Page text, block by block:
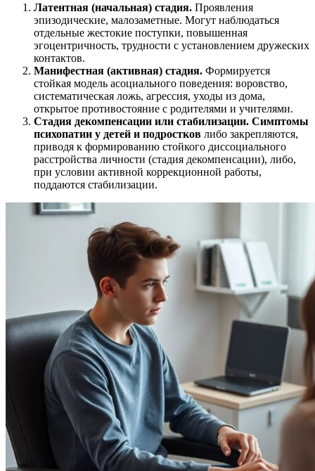
Латентная (начальная) стадия. Проявления
эпизодические, малозаметные. Могут наблюдаться
отдельные жестокие поступки, повышенная
эгоцентричность, трудности с установлением дружеских
контактов.
Манифестная (активная) стадия. Формируется
стойкая модель асоциального поведения: воровство,
систематическая ложь, агрессия, уходы из дома,
открытое противостояние с родителями и учителями.
Стадия декомпенсации или стабилизации. Симптомы
психопатии у детей и подростков либо закрепляются,
приводя к формированию стойкого диссоциального
расстройства личности (стадия декомпенсации), либо,
при условии активной коррекционной работы,
поддаются стабилизации.